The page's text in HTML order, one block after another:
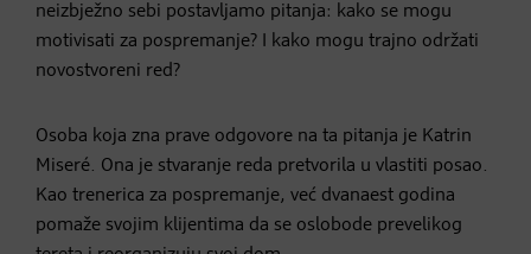
neizbježno sebi postavljamo pitanja: kako se mogu
motivisati za pospremanje? I kako mogu trajno održati
novostvoreni red?
Osoba koja zna prave odgovore na ta pitanja je Katrin
Miseré. Ona je stvaranje reda pretvorila u vlastiti posao.
Kao trenerica za pospremanje, već dvanaest godina
pomaže svojim klijentima da se oslobode prevelikog